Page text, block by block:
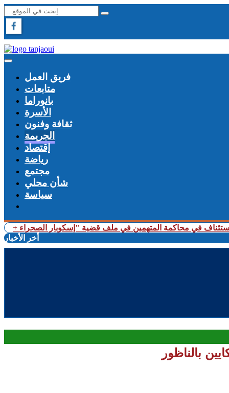
فريق العمل
متابعات
بانوراما
الأسرة
ثقافة وفنون
الجريمة
إقتصاد
رياضة
مجتمع
شأن محلي
سياسة
أخر الأخبار
بالناظور